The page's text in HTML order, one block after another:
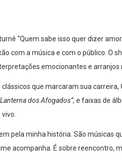
“Quem sabe isso quer dizer
com a música e com o público. O
emocionantes e arranjos
clássicos que marcaram sua
dos Afogados”, e faixas de
pela minha história. São
acompanha. É sobre reencontro,